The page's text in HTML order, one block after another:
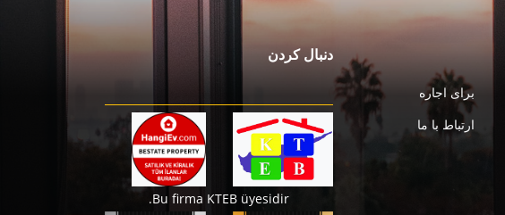
برای اجاره
ارتباط با ما
دنبال کردن
Bu firma KTEB üyesidir.